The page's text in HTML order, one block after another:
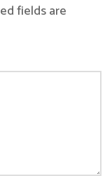
fields are